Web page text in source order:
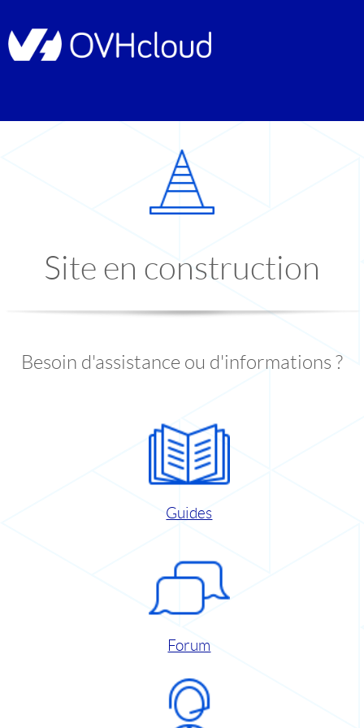
Site en construction
Besoin d'assistance ou d'informations ?
Guides
Forum